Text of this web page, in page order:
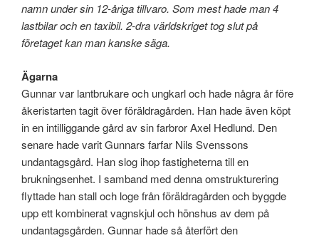
namn under sin 12-åriga tillvaro. Som mest hade man 4
lastbilar och en taxibil. 2-dra världskriget tog slut på
företaget kan man kanske säga.
Ägarna
Gunnar var lantbrukare och ungkarl och hade några år före
åkeristarten tagit över föräldragården. Han hade även köpt
in en intilliggande gård av sin farbror Axel Hedlund. Den
senare hade varit Gunnars farfar Nils Svenssons
undantagsgård. Han slog ihop fastigheterna till en
brukningsenhet. I samband med denna omstrukturering
flyttade han stall och loge från föräldragården och byggde
upp ett kombinerat vagnskjul och hönshus av dem på
undantagsgården. Gunnar hade så återfört den